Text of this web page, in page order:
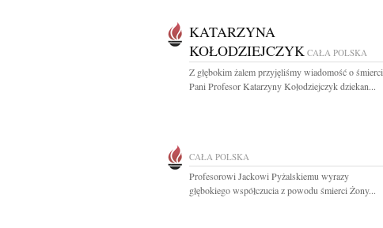
KATARZYNA
KOŁODZIEJCZYK CAŁA POLSKA
Z głębokim żalem przyjęliśmy wiadomość o śmierci
Pani Profesor Katarzyny Kołodziejczyk dziekan...
CAŁA POLSKA
Profesorowi Jackowi Pyżalskiemu wyrazy
głębokiego współczucia z powodu śmierci Żony...